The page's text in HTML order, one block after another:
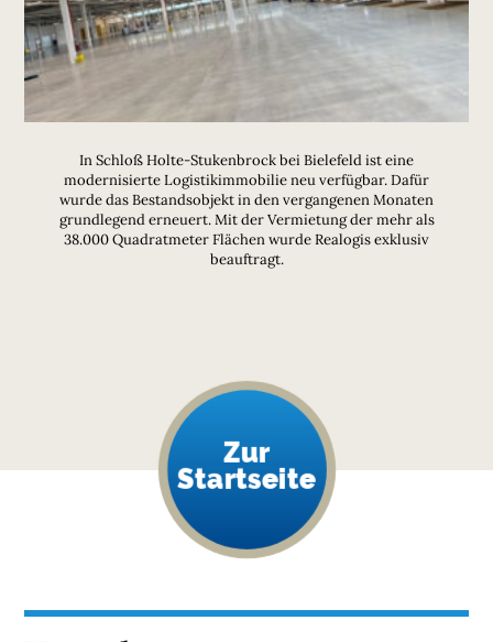
In Schloß Holte-Stukenbrock bei Bielefeld ist eine
modernisierte Logistikimmobilie neu verfügbar. Dafür
wurde das Bestandsobjekt in den vergangenen Monaten
grundlegend erneuert. Mit der Vermietung der mehr als
38.000 Quadratmeter Flächen wurde Realogis exklusiv
beauftragt.
Zur
Startseite